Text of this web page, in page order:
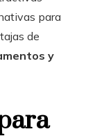
para
de
y